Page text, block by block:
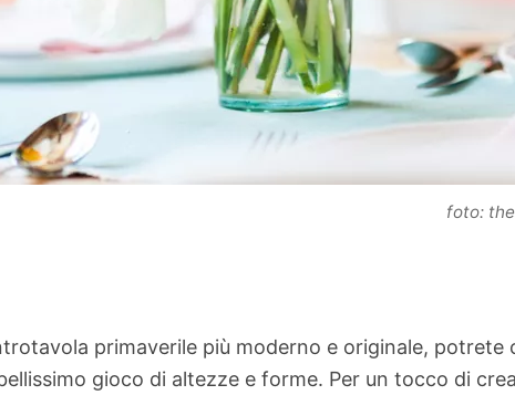
foto:
primaverile più moderno e originale, potrete
gioco di altezze e forme. Per un tocco di